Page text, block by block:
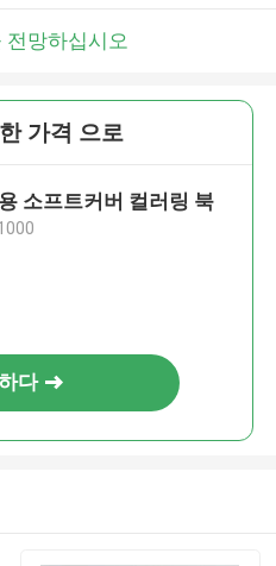
전망하십시오
가격 으로
소프트커버 컬러링 북
다